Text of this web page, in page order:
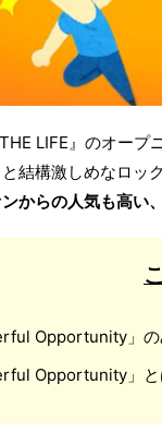
LIFE』のオープ
結構激しめなロッ
からの人気も高い
Opportunity」の
Opportunity」